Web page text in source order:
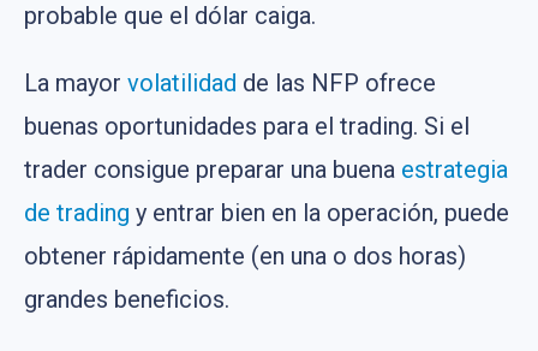
probable que el dólar caiga.
La mayor volatilidad de las NFP ofrece
buenas oportunidades para el trading. Si el
trader consigue preparar una buena estrategia
de trading y entrar bien en la operación, puede
obtener rápidamente (en una o dos horas)
grandes beneficios.